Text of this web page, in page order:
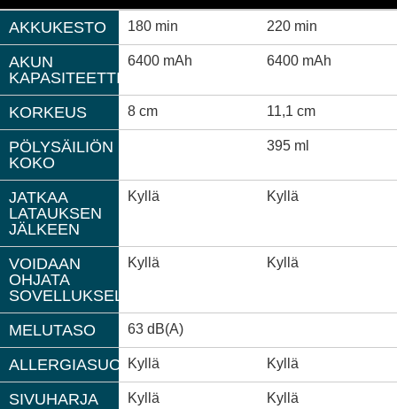
AKKUKESTO 180 min 220 min
AKUN
KAPASITEETTI
6400 mAh 6400 mAh
KORKEUS 8 cm 11,1 cm
PÖLYSÄILIÖN
KOKO
395 ml
JATKAA
LATAUKSEN
JÄLKEEN
Kyllä Kyllä
VOIDAAN
OHJATA
SOVELLUKSELLA
Kyllä Kyllä
MELUTASO 63 dB(A)
ALLERGIASUODATIN
Kyllä Kyllä
SIVUHARJA Kyllä Kyllä